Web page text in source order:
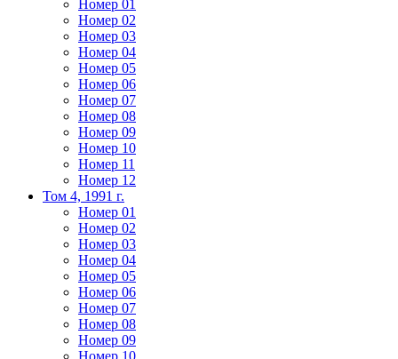
Номер 01
Номер 02
Номер 03
Номер 04
Номер 05
Номер 06
Номер 07
Номер 08
Номер 09
Номер 10
Номер 11
Номер 12
Том 4, 1991 г.
Номер 01
Номер 02
Номер 03
Номер 04
Номер 05
Номер 06
Номер 07
Номер 08
Номер 09
Номер 10